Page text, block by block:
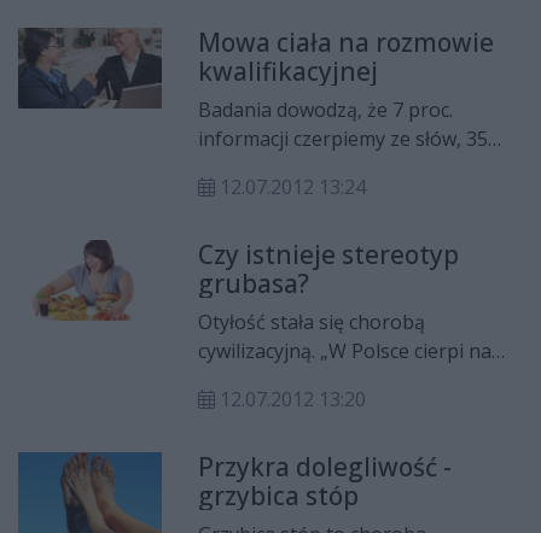
polega na wprowadzaniu cienką
igłą lub igłami specjalnych
barwników w górne warstwy skóry
właściwej za pomocą urządzeń
mechanicznych. Można też zrobić
to ręcznie. Warto?
Mowa ciała na rozmowie
kwalifikacyjnej
Badania dowodzą, że 7 proc.
informacji czerpiemy ze słów, 35
proc. to język ciała. Nasze
mówią o nas bardzo wiele. Poznaj
język swojego ciała, by dobrze
wypaść na rozmowie
kwalifikacyjnej.
12.07.2012 13:24
Czy istnieje stereotyp
grubasa?
Otyłość stała się chorobą
cywilizacyjną. „W Polsce cierpi na
proc. kobiet – informuje
Żywienia. Otyłość wpływa nie tylko
na stan naszego zdrowia,
zadowolenie z życia, ale także na to,
12.07.2012 13:20
Przykra dolegliwość -
grzybica stóp